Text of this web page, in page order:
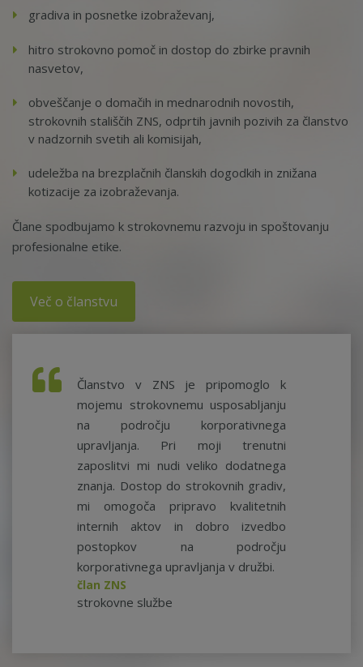
gradiva in posnetke izobraževanj,
hitro strokovno pomoč in dostop do zbirke pravnih
nasvetov,
obveščanje o domačih in mednarodnih novostih,
strokovnih stališčih ZNS, odprtih javnih pozivih za članstvo
v nadzornih svetih ali komisijah,
udeležba na brezplačnih članskih dogodkih in znižana
kotizacije za izobraževanja.
Člane spodbujamo k strokovnemu razvoju in spoštovanju
profesionalne etike.
Več o članstvu
Članstvo v ZNS je pripomoglo k
mojemu strokovnemu usposabljanju
na področju korporativnega
upravljanja. Pri moji trenutni
zaposlitvi mi nudi veliko dodatnega
znanja. Dostop do strokovnih gradiv,
mi omogoča pripravo kvalitetnih
internih aktov in dobro izvedbo
postopkov na področju
korporativnega upravljanja v družbi.
član ZNS
strokovne službe